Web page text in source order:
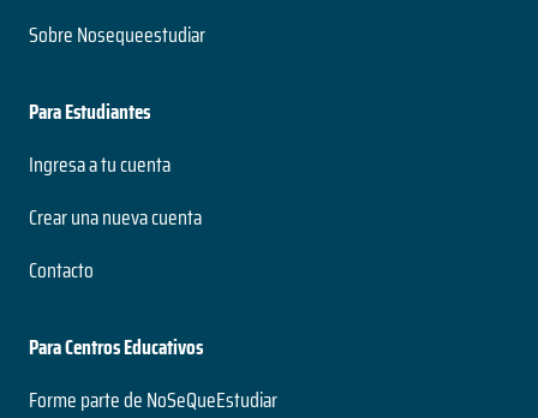
Sobre Nosequeestudiar
Para Estudiantes
Ingresa a tu cuenta
Crear una nueva cuenta
Contacto
Para Centros Educativos
Forme parte de NoSeQueEstudiar